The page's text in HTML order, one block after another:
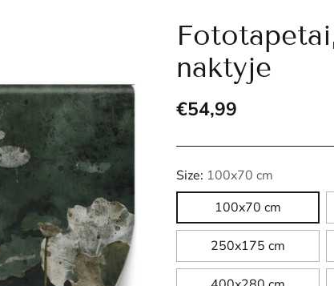
naktyje
Reguliari
kaina
€54,99
Size: 100x70 cm
100x70 cm
250x175 cm